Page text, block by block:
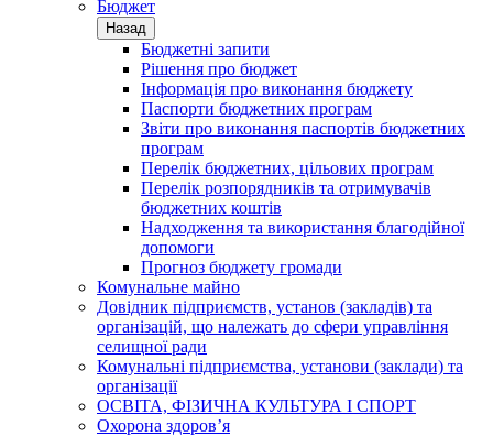
Бюджет
Назад
Бюджетні запити
Рішення про бюджет
Інформація про виконання бюджету
Паспорти бюджетних програм
Звіти про виконання паспортів бюджетних
програм
Перелік бюджетних, цільових програм
Перелік розпорядників та отримувачів
бюджетних коштів
Надходження та використання благодійної
допомоги
Прогноз бюджету громади
Комунальне майно
Довідник підприємств, установ (закладів) та
організацій, що належать до сфери управління
селищної ради
Комунальні підприємства, установи (заклади) та
організації
ОСВІТА, ФІЗИЧНА КУЛЬТУРА І СПОРТ
Охорона здоров’я